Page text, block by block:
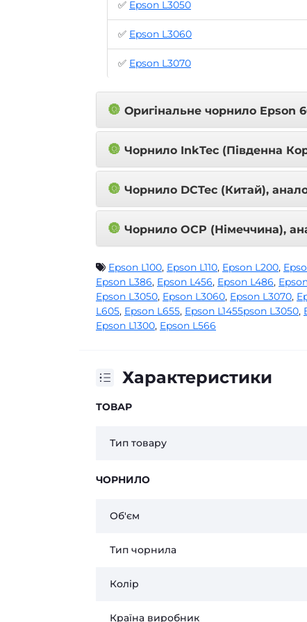
✅ Epson L3050
✅ Epson L3060
✅ Epson L3070
🔘 Оригінальне чорнило Epson
🔘 Чорнило InkTec (Південна
🔘 Чорнило DCTec (Китай),
🔘 Чорнило OCP (Німеччина),
Epson L100, Epson L110, Epson L200,
Epson L386, Epson L456, Epson L486,
Epson L3050, Epson L3060, Epson L3070,
L605, Epson L655, Epson L1455pson L3050,
Epson L1300, Epson L566
Характеристики
ТОВАР
Тип товару
ЧОРНИЛО
Об'єм
Тип чорнила
Колір
Країна виробник